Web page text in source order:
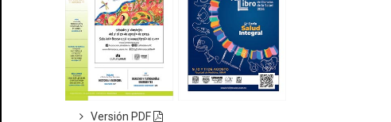
Versión PDF